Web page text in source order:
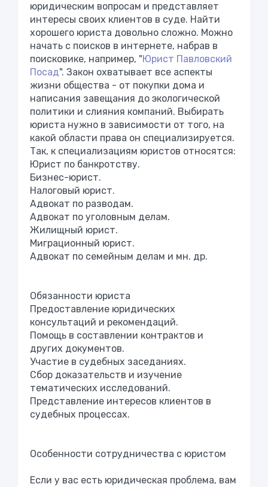
юридическим вопросам и представляет
интересы своих клиентов в суде. Найти
хорошего юриста довольно сложно. Можно
начать с поисков в интернете, набрав в
поисковике, например, "Юрист Павловский
Посад". Закон охватывает все аспекты
жизни общества - от покупки дома и
написания завещания до экологической
политики и слияния компаний. Выбирать
юриста нужно в зависимости от того, на
какой области права он специализируется.
Так, к специализациям юристов относятся:
Юрист по банкротству.
Бизнес-юрист.
Налоговый юрист.
Адвокат по разводам.
Адвокат по уголовным делам.
Жилищный юрист.
Миграционный юрист.
Адвокат по семейным делам и мн. др.
Обязанности юриста
Предоставление юридических
консультаций и рекомендаций.
Помощь в составлении контрактов и
других документов.
Участие в судебных заседаниях.
Сбор доказательств и изучение
тематических исследований.
Представление интересов клиентов в
судебных процессах.
Особенности сотрудничества с юристом
Если у вас есть юридическая проблема, вам